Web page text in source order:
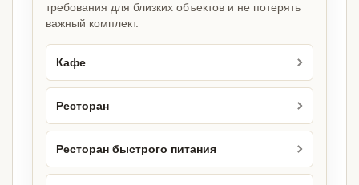
требования для близких объектов и не потерять
важный комплект.
Кафе
Ресторан
Ресторан быстрого питания